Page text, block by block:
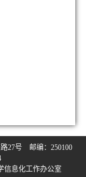
27号 邮编：250100
学信息化工作办公室